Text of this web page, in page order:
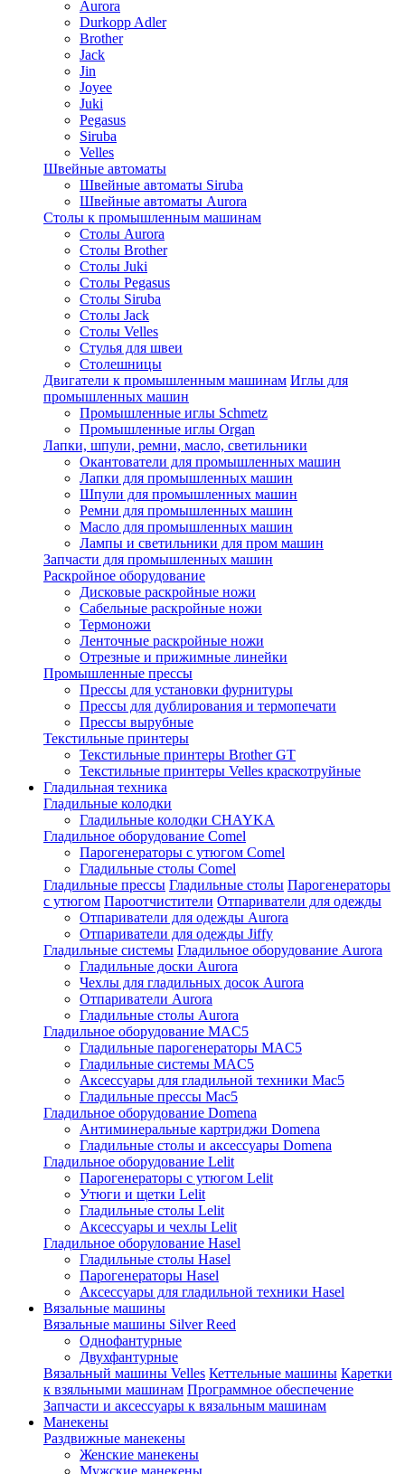
Aurora
Durkopp Adler
Brother
Jack
Jin
Joyee
Juki
Pegasus
Siruba
Velles
Швейные автоматы
Швейные автоматы Siruba
Швейные автоматы Aurora
Столы к промышленным машинам
Столы Aurora
Столы Brother
Столы Juki
Столы Pegasus
Столы Siruba
Столы Jack
Столы Velles
Стулья для швеи
Столешницы
Двигатели к промышленным машинам Иглы для
промышленных машин
Промышленные иглы Schmetz
Промышленные иглы Organ
Лапки, шпули, ремни, масло, светильники
Окантователи для промышленных машин
Лапки для промышленных машин
Шпули для промышленных машин
Ремни для промышленных машин
Масло для промышленных машин
Лампы и светильники для пром машин
Запчасти для промышленных машин
Раскройное оборудование
Дисковые раскройные ножи
Сабельные раскройные ножи
Термоножи
Ленточные раскройные ножи
Отрезные и прижимные линейки
Промышленные прессы
Прессы для установки фурнитуры
Прессы для дублирования и термопечати
Прессы вырубные
Текстильные принтеры
Текстильные принтеры Brother GT
Текстильные принтеры Velles краскотруйные
Гладильная техника
Гладильные колодки
Гладильные колодки CHAYKA
Гладильное оборудование Comel
Парогенераторы с утюгом Comel
Гладильные столы Comel
Гладильные прессы Гладильные столы Парогенераторы
с утюгом Пароотчистители Отпариватели для одежды
Отпариватели для одежды Aurora
Отпариватели для одежды Jiffy
Гладильные системы Гладильное оборудование Aurora
Гладильные доски Aurora
Чехлы для гладильных досок Aurora
Отпариватели Aurora
Гладильные столы Aurora
Гладильное оборудование MAC5
Гладильные парогенераторы MAC5
Гладильные системы MAC5
Аксессуары для гладильной техники Mac5
Гладильные прессы Mac5
Гладильное оборудование Domena
Антиминеральные картриджи Domena
Гладильные столы и аксессуары Domena
Гладильное оборудование Lelit
Парогенераторы с утюгом Lelit
Утюги и щетки Lelit
Гладильные столы Lelit
Аксессуары и чехлы Lelit
Гладильное оборулование Hasel
Гладильные столы Hasel
Парогенераторы Hasel
Аксессуары для гладильной техники Hasel
Вязальные машины
Вязальные машины Silver Reed
Однофантурные
Двухфантурные
Вязальный машины Velles Кеттельные машины Каретки
к взяльными машинам Программное обеспечение
Запчасти и аксессуары к вязальным машинам
Манекены
Раздвижные манекены
Женские манекены
Мужские манекены